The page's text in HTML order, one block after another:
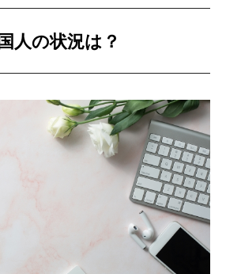
人の状況は？